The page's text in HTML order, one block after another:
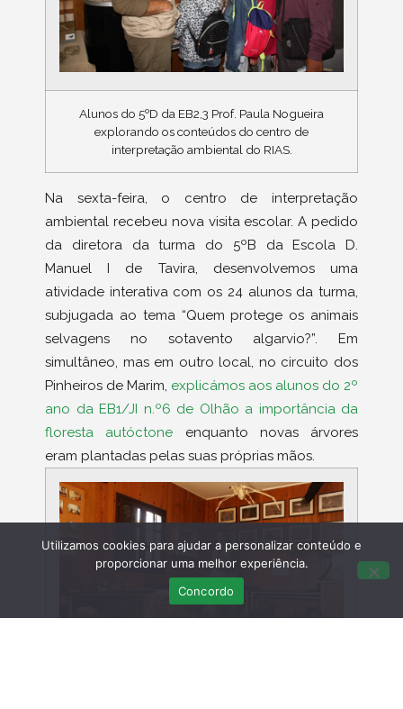
Alunos do 5ºD da EB2,3 Prof. Paula Nogueira
explorando os conteúdos do centro de
interpretação ambiental do RIAS.
Na sexta-feira, o centro de interpretação
ambiental recebeu nova visita escolar. A pedido
da diretora da turma do 5ºB da Escola D.
Manuel I de Tavira, desenvolvemos uma
atividade interativa com os 24 alunos da turma,
subjugada ao tema “Quem protege os animais
selvagens no sotavento algarvio?”. Em
simultâneo, mas em outro local, no circuito dos
Pinheiros de Marim, explicámos aos alunos do 2º
ano da EB1/JI n.º6 de Olhão a importância da
floresta autóctone enquanto novas árvores
eram plantadas pelas suas próprias mãos.
Utilizamos cookies para ajudar a personalizar conteúdo e
proporcionar uma melhor experiência.
Concordo